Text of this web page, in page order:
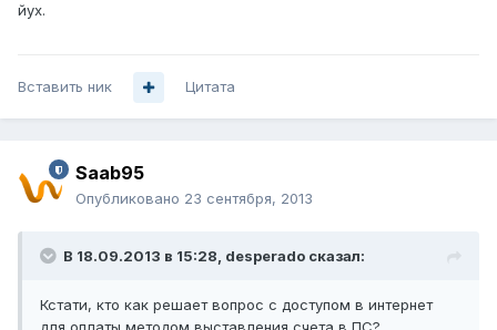
йух.
Вставить ник Цитата
Saab95
Опубликовано 23 сентября, 2013
В 18.09.2013 в 15:28, desperado сказал:
Кстати, кто как решает вопрос с доступом в интернет